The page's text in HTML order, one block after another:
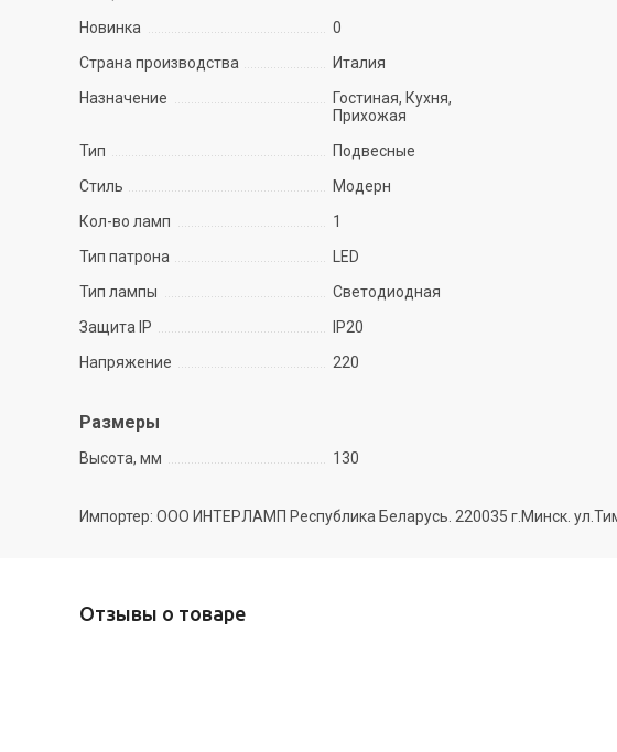
Новинка
0
Страна производства
Италия
Назначение
Гостиная, Кухня,
Прихожая
Тип
Подвесные
Стиль
Модерн
Кол-во ламп
1
Тип патрона
LED
Тип лампы
Светодиодная
Защита IP
IP20
Напряжение
220
Размеры
Высота, мм 130
Импортер: ООО ИНТЕРЛАМП Республика Беларусь. 220035 г.Минск.
Отзывы о товаре